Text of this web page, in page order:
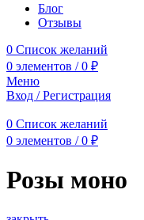
Блог
Отзывы
0 Список желаний
0 элементов / 0 ₽
Меню
Вход / Регистрация
0 Список желаний
0 элементов / 0 ₽
Розы моно